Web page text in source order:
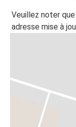
Veuillez noter
adresse mise à